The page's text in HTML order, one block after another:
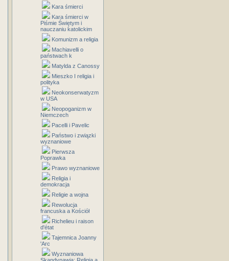
Kara śmierci
Kara śmierci w
Piśmie Świętym i
nauczaniu katolickim
Komunizm a religia
Machiavelli o
państwach k
Matylda z Canossy
Mieszko I religia i
polityka
Neokonserwatyzm
w USA
Neopoganizm w
Niemczech
Pacelli i Pavelic
Państwo i związki
wyznaniowe
Pierwsza
Poprawka
Prawo wyznaniowe
Religia i
demokracja
Religie a wojna
Rewolucja
francuska a Kościół
Richelieu i raison
d'état
Tajemnica Joanny
'Arc
Wyznaniowa